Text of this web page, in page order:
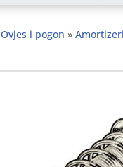
Ovjes i pogon » Amortizeri